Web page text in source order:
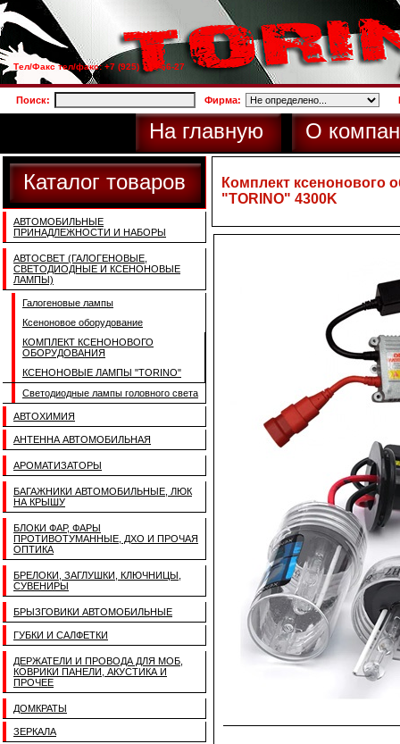
Тел/Факс тел/факс: +7 (925) 733-66-27
Поиск: Фирма:
На главную О
Каталог товаров
АВТОМОБИЛЬНЫЕ
ПРИНАДЛЕЖНОСТИ И НАБОРЫ
АВТОСВЕТ (ГАЛОГЕНОВЫЕ,
СВЕТОДИОДНЫЕ И КСЕНОНОВЫЕ
ЛАМПЫ)
Галогеновые лампы
Ксеноновое оборудование
КОМПЛЕКТ КСЕНОНОВОГО
ОБОРУДОВАНИЯ
КСЕНОНОВЫЕ ЛАМПЫ "TORINO"
Светодиодные лампы головного света
АВТОХИМИЯ
АНТЕННА АВТОМОБИЛЬНАЯ
АРОМАТИЗАТОРЫ
БАГАЖНИКИ АВТОМОБИЛЬНЫЕ, ЛЮК
НА КРЫШУ
БЛОКИ ФАР, ФАРЫ
ПРОТИВОТУМАННЫЕ, ДХО И ПРОЧАЯ
ОПТИКА
БРЕЛОКИ, ЗАГЛУШКИ, КЛЮЧНИЦЫ,
СУВЕНИРЫ
БРЫЗГОВИКИ АВТОМОБИЛЬНЫЕ
ГУБКИ И САЛФЕТКИ
ДЕРЖАТЕЛИ И ПРОВОДА ДЛЯ МОБ,
КОВРИКИ ПАНЕЛИ, АКУСТИКА И
ПРОЧЕЕ
ДОМКРАТЫ
ЗЕРКАЛА
Комплект ксенонового
"TORINO" 4300K